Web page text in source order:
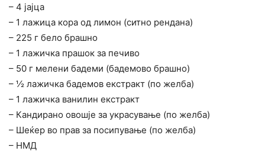
– 4 јајца
– 1 лажица кора од лимон (ситно рендана)
– 225 г бело брашно
– 1 лажичка прашок за печиво
– 50 г мелени бадеми (бадемово брашно)
– ½ лажичка бадемов екстракт (по желба)
– 1 лажичка ванилин екстракт
– Кандирано овошје за украсување (по желба)
– Шеќер во прав за посипување (по желба)
– НМД